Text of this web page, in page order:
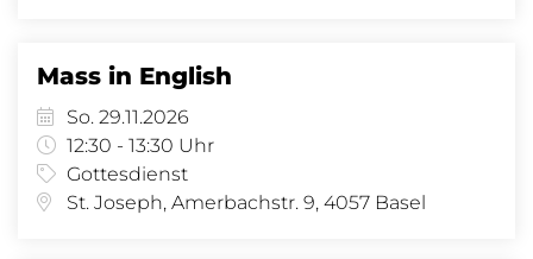
Mass in English
So. 29.11.2026
12:30 - 13:30 Uhr
Gottesdienst
St. Joseph, Amerbachstr. 9, 4057 Basel